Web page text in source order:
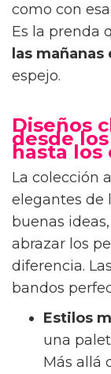
como con
Es la prenda
las mañanas
espejo.
Diseños
desde
hasta los
La colección
elegantes de
buenas
abrazar los
diferencia.
bandos
Estilos
una
Más allá